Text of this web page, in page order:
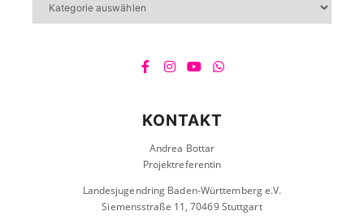
Neuigkeiten
KONTAKT
Andrea Bottar
Projektreferentin
Landesjugendring Baden-Württemberg e.V.
Siemensstraße 11, 70469 Stuttgart